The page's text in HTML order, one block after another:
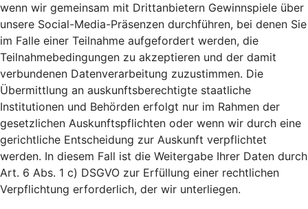
wenn wir gemeinsam mit Drittanbietern Gewinnspiele über
unsere Social-Media-Präsenzen durchführen, bei denen Sie
im Falle einer Teilnahme aufgefordert werden, die
Teilnahmebedingungen zu akzeptieren und der damit
verbundenen Datenverarbeitung zuzustimmen. Die
Übermittlung an auskunftsberechtigte staatliche
Institutionen und Behörden erfolgt nur im Rahmen der
gesetzlichen Auskunftspflichten oder wenn wir durch eine
gerichtliche Entscheidung zur Auskunft verpflichtet
werden. In diesem Fall ist die Weitergabe Ihrer Daten durch
Art. 6 Abs. 1 c) DSGVO zur Erfüllung einer rechtlichen
Verpflichtung erforderlich, der wir unterliegen.